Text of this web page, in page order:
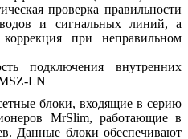
проверка правильности
и сигнальных линий, а
коррекция при неправильном
подключения внутренних
LN
блоки, входящие в серию
MrSlim, работающие в
Данные блоки обеспечивают